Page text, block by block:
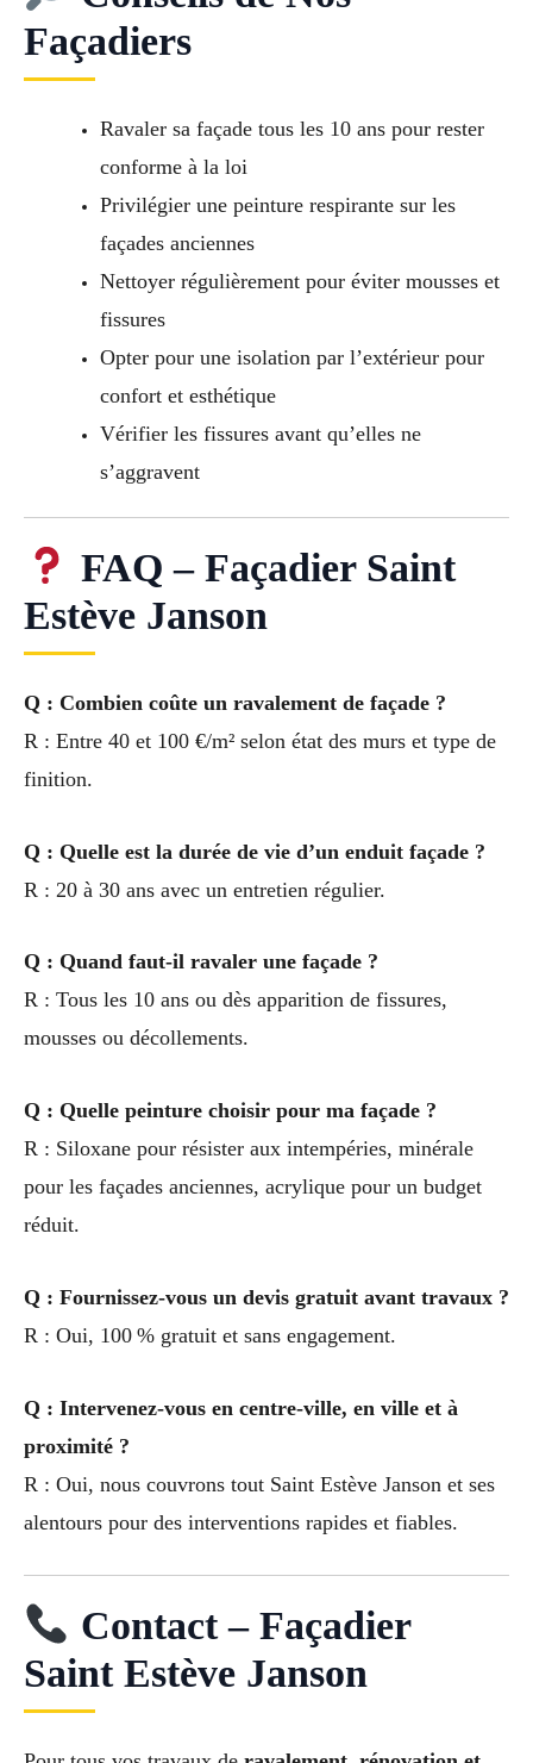
Façadiers
Ravaler sa façade tous les 10 ans pour rester
conforme à la loi
Privilégier une peinture respirante sur les
façades anciennes
Nettoyer régulièrement pour éviter mousses et
fissures
Opter pour une isolation par l’extérieur pour
confort et esthétique
Vérifier les fissures avant qu’elles ne
s’aggravent
FAQ – Façadier Saint
Estève Janson
Q : Combien coûte un ravalement de façade ?
R : Entre 40 et 100 €/m² selon état des murs et type de
finition.
Q : Quelle est la durée de vie d’un enduit façade ?
R : 20 à 30 ans avec un entretien régulier.
Q : Quand faut-il ravaler une façade ?
R : Tous les 10 ans ou dès apparition de fissures,
mousses ou décollements.
Q : Quelle peinture choisir pour ma façade ?
R : Siloxane pour résister aux intempéries, minérale
pour les façades anciennes, acrylique pour un budget
réduit.
Q : Fournissez-vous un devis gratuit avant travaux ?
R : Oui, 100 % gratuit et sans engagement.
Q : Intervenez-vous en centre-ville, en ville et à
proximité ?
R : Oui, nous couvrons tout Saint Estève Janson et ses
alentours pour des interventions rapides et fiables.
Contact – Façadier
Saint Estève Janson